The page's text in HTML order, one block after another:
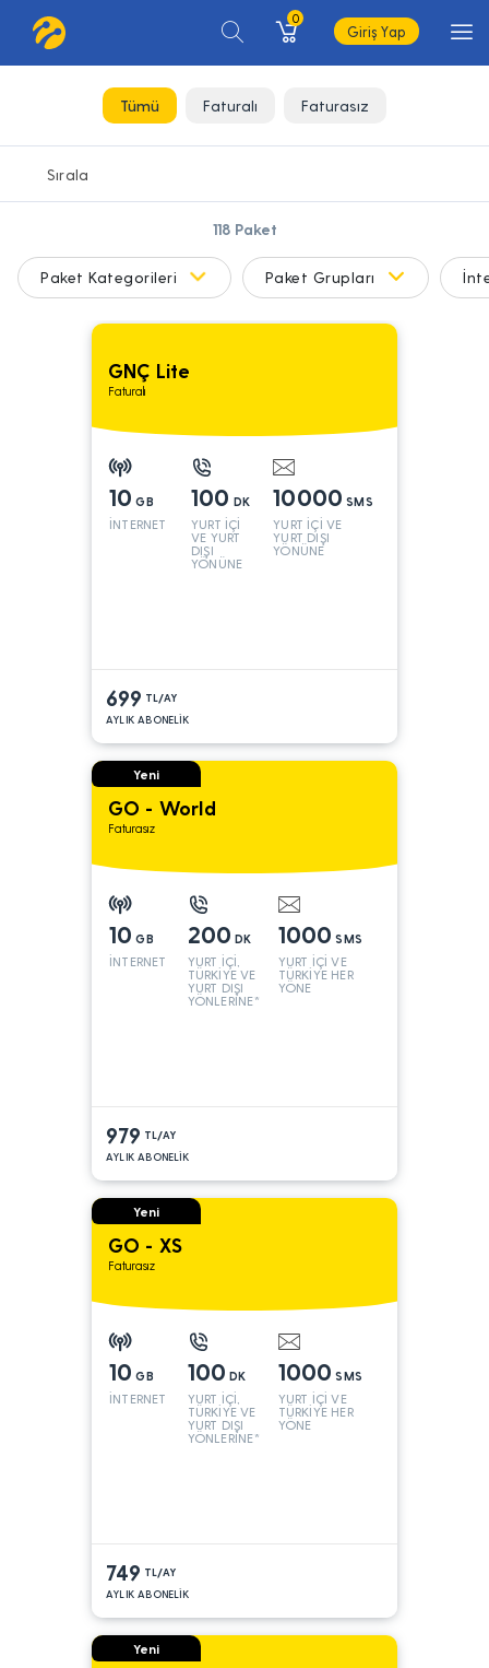
0
Giriş Yap
Tümü Faturalı Faturasız
118Paket
GNÇ Lite
Faturalı
10 GB
İNTERNET
100 DK
YURT İÇİ
VE YURT
DIŞI
YÖNÜNE
10000 SMS
YURT İÇİ VE
YURT DIŞI
YÖNÜNE
699 TL/AY
AYLIK ABONELİK
Yeni
GO - World
Faturasız
10 GB
İNTERNET
200 DK
YURT İÇİ,
TÜRKİYE VE
YURT DIŞI
YÖNLERİNE*
1000 SMS
YURT İÇİ VE
TÜRKİYE HER
YÖNE
979 TL/AY
AYLIK ABONELİK
Yeni
GO - XS
Faturasız
10 GB
İNTERNET
100 DK
YURT İÇİ,
TÜRKİYE VE
YURT DIŞI
YÖNLERİNE*
1000 SMS
YURT İÇİ VE
TÜRKİYE HER
YÖNE
749 TL/AY
AYLIK ABONELİK
Yeni
Paket Kategorileri Paket Grupları